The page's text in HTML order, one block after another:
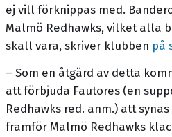
ej vill förknippas med.
Malmö Redhawks, vilket alla
skall vara, skriver klubben på
– Som en åtgärd av detta
att förbjuda Fautores (en
Redhawks red. anm.) att
framför Malmö Redhawks